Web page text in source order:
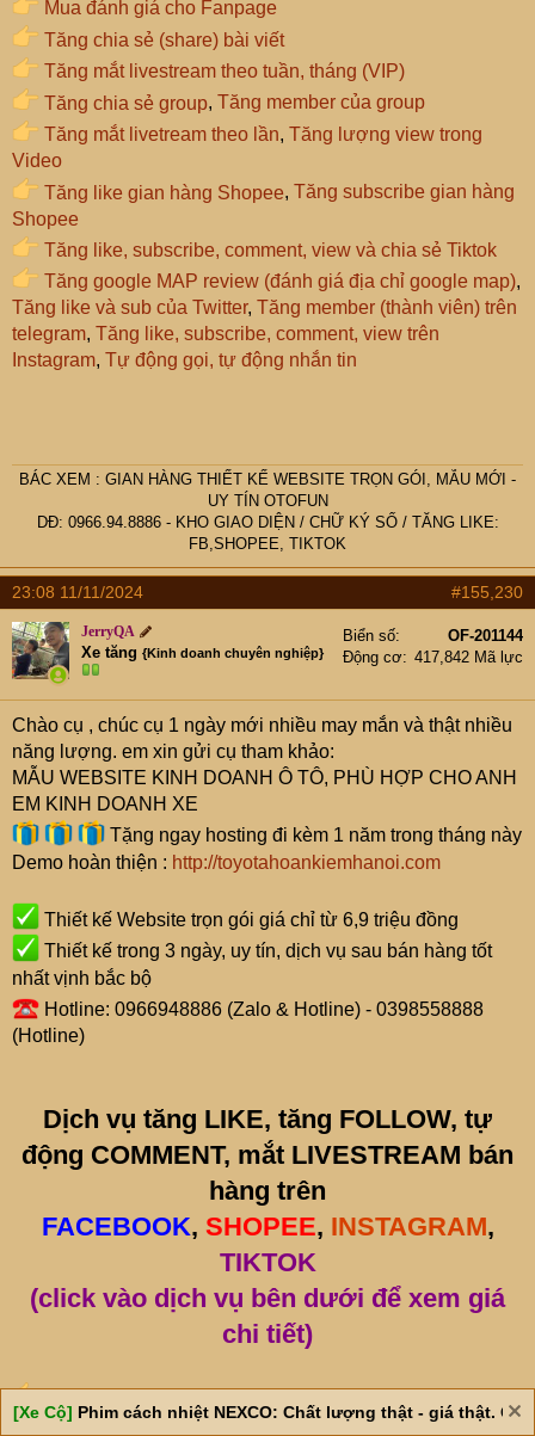
Mua đánh giá cho Fanpage
Tăng chia sẻ (share) bài viết
Tăng mắt livestream theo tuần, tháng (VIP)
Tăng chia sẻ group, Tăng member của group
Tăng mắt livetream theo lần,Tăng lượng view trong
Video
Tăng like gian hàng Shopee, Tăng subscribe gian hàng
Shopee
Tăng like, subscribe, comment, view và chia sẻ Tiktok
Tăng google MAP review (đánh giá địa chỉ google map),
Tăng like và sub của Twitter, Tăng member (thành viên) trên
telegram, Tăng like, subscribe, comment, view trên
Instagram, Tự động gọi, tự động nhắn tin
BÁC XEM : GIAN HÀNG THIẾT KẾ WEBSITE TRỌN GÓI, MẪU MỚI -
UY TÍN OTOFUN
DĐ: 0966.94.8886 - KHO GIAO DIỆN / CHỮ KÝ SỐ / TĂNG LIKE:
FB,SHOPEE, TIKTOK
23:08 11/11/2024 #155,230
JerryQA
Xe tăng {Kinh doanh chuyên nghiệp}
Biển số
OF-201144
Động cơ
417,842 Mã lực
Chào cụ , chúc cụ 1 ngày mới nhiều may mắn và thật nhiều
năng lượng. em xin gửi cụ tham khảo:
MẪU WEBSITE KINH DOANH Ô TÔ, PHÙ HỢP CHO ANH
EM KINH DOANH XE
Tặng ngay hosting đi kèm 1 năm trong tháng này
Demo hoàn thiện : http://toyotahoankiemhanoi.com
Thiết kế Website trọn gói giá chỉ từ 6,9 triệu đồng
Thiết kế trong 3 ngày, uy tín, dịch vụ sau bán hàng tốt
nhất vịnh bắc bộ
Hotline: 0966948886 (Zalo & Hotline) - 0398558888
(Hotline)
Dịch vụ tăng LIKE, tăng FOLLOW, tự
động COMMENT, mắt LIVESTREAM bán
hàng trên
FACEBOOK, SHOPEE, INSTAGRAM,
TIKTOK
(click vào dịch vụ bên dưới để xem giá
chi tiết)
Tăng like tự động theo tháng (VIP)
[Xe Cộ] Phim cách nhiệt NEXCO: Chất lượng thật - giá thật. Giá